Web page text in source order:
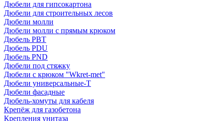
Дюбели для гипсокартона
Дюбели для строительных лесов
Дюбели молли
Дюбели молли с прямым крюком
Дюбель PBT
Дюбель PDU
Дюбель PND
Дюбели под стяжку
Дюбели с крюком "Wkret-met"
Дюбели универсальные-Т
Дюбели фасадные
Дюбель-хомуты для кабеля
Крепёж для газобетона
Крепления унитаза